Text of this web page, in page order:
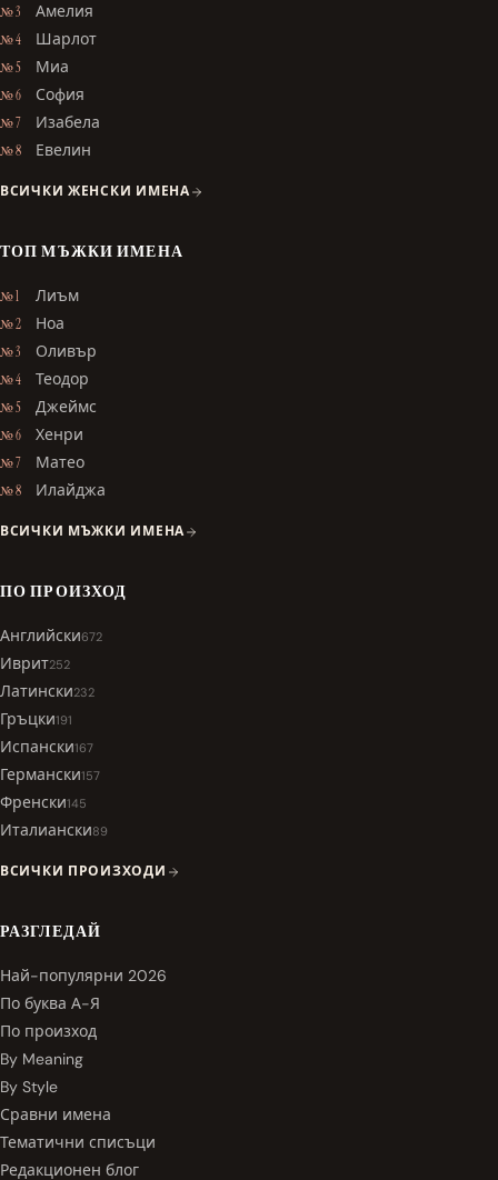
№ 3 Амелия
№ 4 Шарлот
№ 5 Миа
№ 6 София
№ 7 Изабела
№ 8 Евелин
ВСИЧКИ ЖЕНСКИ ИМЕНА
ТОП МЪЖКИ ИМЕНА
№ 1 Лиъм
№ 2 Ноа
№ 3 Оливър
№ 4 Теодор
№ 5 Джеймс
№ 6 Хенри
№ 7 Матео
№ 8 Илайджа
ВСИЧКИ МЪЖКИ ИМЕНА
ПО ПРОИЗХОД
Английски672
Иврит252
Латински232
Гръцки191
Испански167
Германски157
Френски145
Италиански89
ВСИЧКИ ПРОИЗХОДИ
РАЗГЛЕДАЙ
Най-популярни 2026
По буква А-Я
По произход
By Meaning
By Style
Сравни имена
Тематични списъци
Редакционен блог